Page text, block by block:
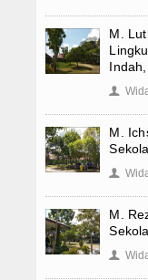
M.
👤
M.
👤
M.
👤